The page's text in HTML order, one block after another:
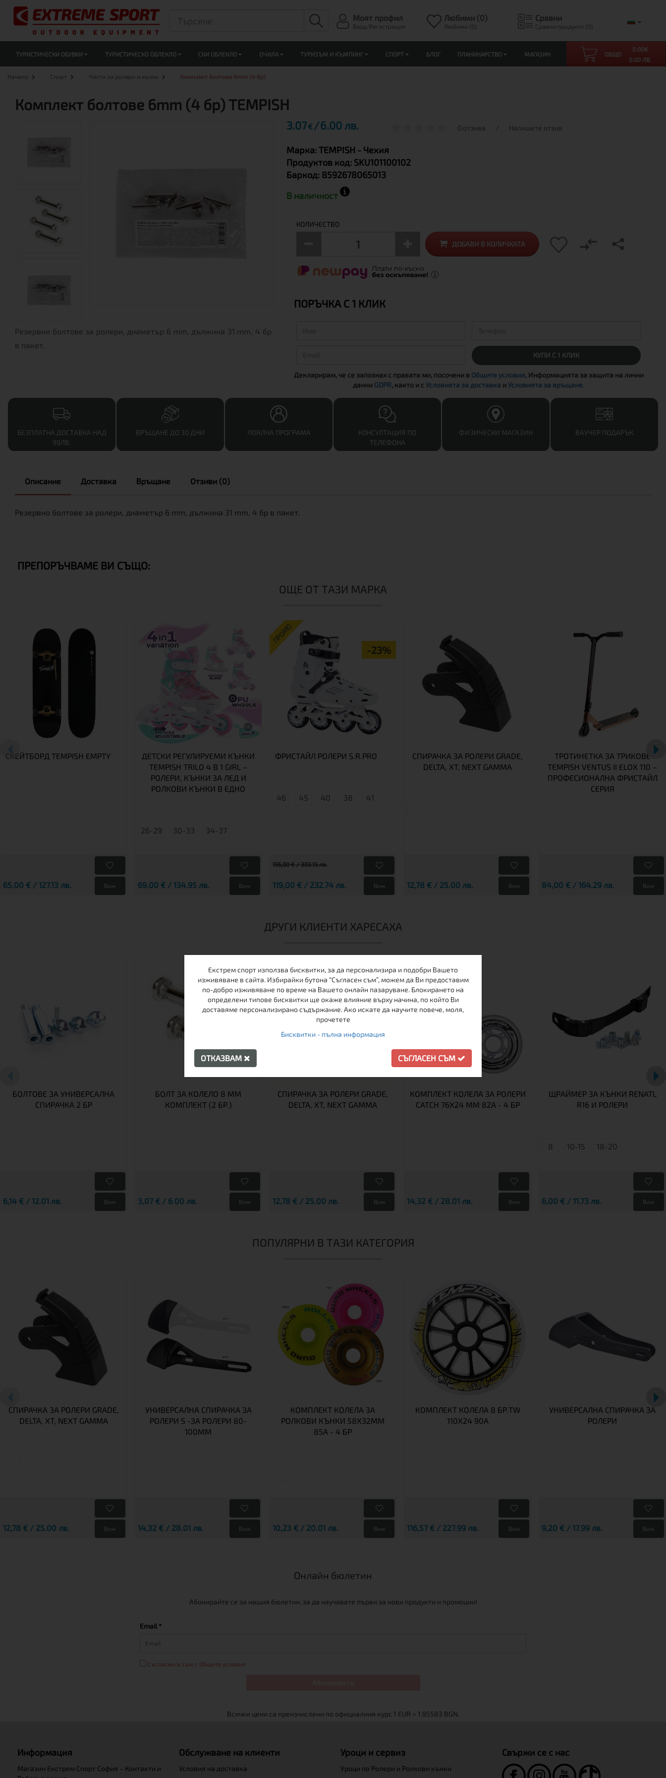
Моят профил
Вход/Регистрация
Любими (0)
Любими (0)
Сравни
Сравни продукти (0)
ТУРИСТИЧЕСКИ ОБУВКИ ТУРИСТИЧЕСКО ОБЛЕКЛО СКИ ОБЛЕКЛО ОЧИЛА ТУРИЗЪМ И КЪМПИНГ СПОРТ БЛОГ ПЛАНИНАРСТВО МАГАЗИН ОБЩО
0.00€
0.00 ЛВ.
Начало Спорт Части за ролери и кънки Комплект болтове 6mm (4 бр)
Комплект болтове 6mm (4 бр) TEMPISH
Резервни болтове за ролери, диаметър 6 mm, дължина 31 mm, 4 бр
в пакет.
3.07€ 6.00 лв. 0 отзива / Напишете отзив
Марка:TEMPISH - Чехия
Продуктов код: SKU101100102
Баркод: 8592678065013
В наличност
КОЛИЧЕСТВО
ДОБАВИ В КОЛИЧКАТА
ПОРЪЧКА С 1 КЛИК
КУПИ С 1 КЛИК
Декларирам, че се запознах с правата ми, посочени в Общите условия, Информацията за защита на лични
данни GDPR, както и сУсловията за доставка иУсловията за връщане.
БЕЗПЛАТНА ДОСТАВКА НАД
99ЛВ.
ВРЪЩАНЕ ДО 30 ДНИ ЛОЯЛНА ПРОГРАМА
КОНСУЛТАЦИЯ ПО
ТЕЛЕФОНА
ФИЗИЧЕСКИ МАГАЗИН ВАУЧЕР ПОДАРЪК
Описание Доставка Връщане Отзиви (0)
Резервно болтове за ролери, диаметър 6 mm, дължина 31 mm, 4 бр в пакет.
ПРЕПОРЪЧВАМЕ ВИ СЪЩО:
ОЩЕ ОТ ТАЗИ МАРКА
СКЕЙТБОРД TEMPISH EMPTY
65,00 € / 127.13 лв. Виж
ДЕТСКИ РЕГУЛИРУЕМИ КЪНКИ
TEMPISH TRILO 4 В 1 GIRL –
РОЛЕРИ, КЪНКИ ЗА ЛЕД И
РОЛКОВИ КЪНКИ В ЕДНО
26-29 30-33 34-37
69,00 € / 134.95 лв. Виж
ПРОМО
-23%
ФРИСТАЙЛ РОЛЕРИ S.R.PRO
46 45 40 38 41
155,00 € / 303.15 лв.
119,00 € / 232.74 лв. Виж
СПИРАЧКА ЗА РОЛЕРИ GRADE,
DELTA, XT, NEXT GAMMA
12,78 € / 25.00 лв. Виж
ТРОТИНЕТКА ЗА ТРИКОВЕ
TEMPISH VENTUS II ELOX 110 –
ПРОФЕСИОНАЛНА ФРИСТАЙЛ
СЕРИЯ
84,00 € / 164.29 лв. Виж
ДРУГИ КЛИЕНТИ ХАРЕСАХА
БОЛТОВЕ ЗА УНИВЕРСАЛНА
СПИРАЧКА 2 БР
6,14 € / 12.01 лв. Виж
БОЛТ ЗА КОЛЕЛО 8 ММ
КОМПЛЕКТ (2 БР.)
3,07 € / 6.00 лв. Виж
СПИРАЧКА ЗА РОЛЕРИ GRADE,
DELTA, XT, NEXT GAMMA
12,78 € / 25.00 лв. Виж
КОМПЛЕКТ КОЛЕЛА ЗА РОЛЕРИ
CATCH 76X24 MM 82A - 4 БР
14,32 € / 28.01 лв. Виж
ЩРАЙМЕР ЗА КЪНКИ RENATL
R16 И РОЛЕРИ
8 10-15 18-20
6,00 € / 11.73 лв. Виж
ПОПУЛЯРНИ В ТАЗИ КАТЕГОРИЯ
СПИРАЧКА ЗА РОЛЕРИ GRADE,
DELTA, XT, NEXT GAMMA
12,78 € / 25.00 лв. Виж
УНИВЕРСАЛНА СПИРАЧКА ЗА
РОЛЕРИ S -ЗА РОЛЕРИ 80-
100MM
14,32 € / 28.01 лв. Виж
КОМПЛЕКТ КОЛЕЛА ЗА
РОЛКОВИ КЪНКИ 58X32MM
85A - 4 БР
10,23 € / 20.01 лв. Виж
КОМПЛЕКТ КОЛЕЛА 8 БР.TW
110X24 90A
116,57 € / 227.99 лв. Виж
УНИВЕРСАЛНА СПИРАЧКА ЗА
РОЛЕРИ
9,20 € / 17.99 лв. Виж
Онлайн бюлетин
Абонирайте се за нашия бюлетин, за да научавате първи за нови продукти и промоции!
Email *
Съгласен/а съм с Общите условия
Информация
Магазин Екстрем Спорт София – Контакти и
Обслужване на клиенти
Условия на доставка
Уроци и сервиз
Уроци по Ролери и Ролкови кънки
Свържи се с нас
Екстрем спорт използва бисквитки, за да персонализира и подобри Вашето
изживяване в сайта. Избирайки бутона “Съгласен съм”, можем да Ви предоставим
по-добро изживяване по време на Вашето онлайн пазаруване. Блокирането на
определени типове бисквитки ще окаже влияние върху начина, по който Ви
доставяме персонализирано съдържание. Ако искате да научите повече, моля,
прочетете
Бисквитки - пълна информация
ОТКАЗВАМ СЪГЛАСЕН СЪМ